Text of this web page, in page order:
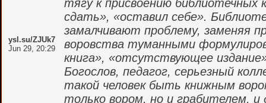
ysl.su/ZJUk7
Jun 29, 20:29
тягу к присвоению библиотечных
сдать», «оставил себе».
замалчивают проблему, заменяя
воровства туманными
книга», «отсутствующее
Богослов, педагог, серьезный
такой человек быть книжным
только вором, но и грабителем,